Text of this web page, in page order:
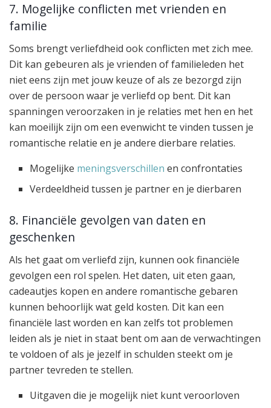
7. Mogelijke conflicten met vrienden en
familie
Soms brengt verliefdheid ook conflicten met zich mee.
Dit kan gebeuren als je vrienden of familieleden het
niet eens zijn met jouw keuze of als ze bezorgd zijn
over de persoon waar je verliefd op bent. Dit kan
spanningen veroorzaken in je relaties met hen en het
kan moeilijk zijn om een evenwicht te vinden tussen je
romantische relatie en je andere dierbare relaties.
Mogelijke meningsverschillen en confrontaties
Verdeeldheid tussen je partner en je dierbaren
8. Financiële gevolgen van daten en
geschenken
Als het gaat om verliefd zijn, kunnen ook financiële
gevolgen een rol spelen. Het daten, uit eten gaan,
cadeautjes kopen en andere romantische gebaren
kunnen behoorlijk wat geld kosten. Dit kan een
financiële last worden en kan zelfs tot problemen
leiden als je niet in staat bent om aan de verwachtingen
te voldoen of als je jezelf in schulden steekt om je
partner tevreden te stellen.
Uitgaven die je mogelijk niet kunt veroorloven